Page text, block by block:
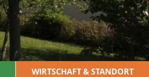
WIRTSCHAFT & STANDORT